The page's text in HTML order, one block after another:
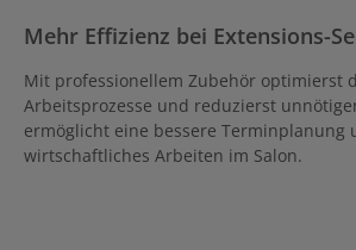
Mehr Effizienz bei Extensions-
Mit professionellem Zubehör optimierst
Arbeitsprozesse und reduzierst
ermöglicht eine bessere Terminplanung
wirtschaftliches Arbeiten im Salon.